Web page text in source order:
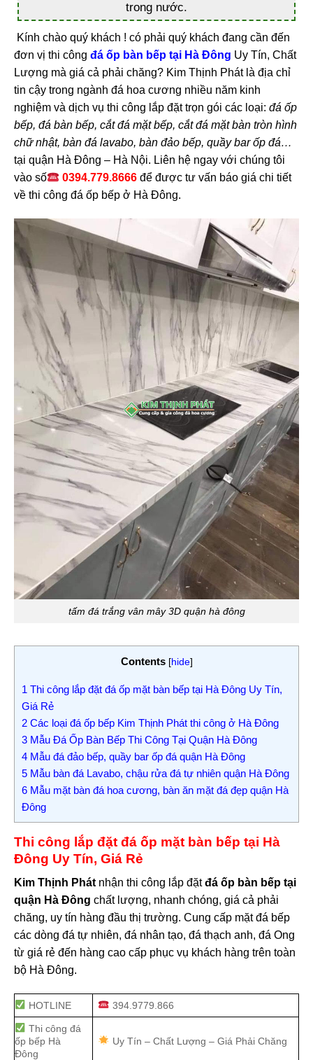
trong nước.
Kính chào quý khách ! có phải quý khách đang cần đến
đơn vị thi công đá ốp bàn bếp tại Hà Đông Uy Tín, Chất
Lượng mà giá cả phải chăng? Kim Thịnh Phát là địa chỉ
tin cậy trong ngành đá hoa cương nhiều năm kinh
nghiệm và dịch vụ thi công lắp đặt trọn gói các loại: đá ốp
bếp, đá bàn bếp, cắt đá mặt bếp, cắt đá mặt bàn tròn hình
chữ nhật, bàn đá lavabo, bàn đảo bếp, quầy bar ốp đá…
tại quận Hà Đông – Hà Nội. Liên hệ ngay với chúng tôi
vào số
0394.779.8666 để được tư vấn báo giá chi tiết
về thi công đá ốp bếp ở Hà Đông.
tấm đá trắng vân mây 3D quận hà đông
Contents [hide]
1 Thi công lắp đặt đá ốp mặt bàn bếp tại Hà Đông Uy Tín,
Giá Rẻ
2 Các loại đá ốp bếp Kim Thịnh Phát thi công ở Hà Đông
3 Mẫu Đá Ốp Bàn Bếp Thi Công Tại Quận Hà Đông
4 Mẫu đá đảo bếp, quầy bar ốp đá quận Hà Đông
5 Mẫu bàn đá Lavabo, chậu rửa đá tự nhiên quận Hà Đông
6 Mẫu mặt bàn đá hoa cương, bàn ăn mặt đá đẹp quận Hà
Đông
Thi công lắp đặt đá ốp mặt bàn bếp tại Hà
Đông Uy Tín, Giá Rẻ
Kim Thịnh Phát nhận thi công lắp đặtđá ốp bàn bếp tại
quận Hà Đông chất lượng, nhanh chóng, giá cả phải
chăng, uy tín hàng đầu thị trường. Cung cấp mặt đá bếp
các dòng đá tự nhiên, đá nhân tạo, đá thạch anh, đá Ong
từ giá rẻ đến hàng cao cấp phục vụ khách hàng trên toàn
bộ Hà Đông.
HOTLINE 394.9779.866
Thi công đá
ốp bếp Hà
Đông
Uy Tín – Chất Lượng – Giá Phải Chăng